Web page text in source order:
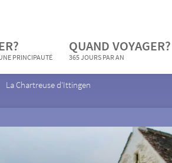
PRINCIPAUTÉ
QUAND VOYAGER?
365 JOURS PAR AN
La Chartreuse d'Ittingen